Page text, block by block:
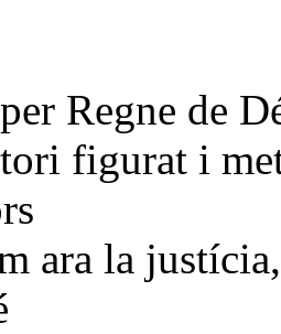
Regne de
figurat i
ara la